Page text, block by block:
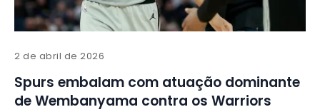
2 de abril de 2026
Spurs embalam com atuação dominante
de Wembanyama contra os Warriors